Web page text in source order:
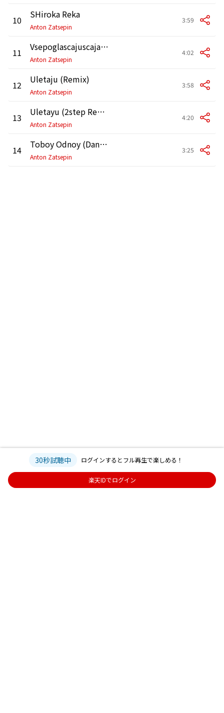
10 SHiroka Reka
Anton Zatsepin
3:59
11 Vsepoglascajuscaja Ljubov`
Anton Zatsepin
4:02
12 Uletaju (Remix)
Anton Zatsepin
3:58
13 Uletayu (2step Remix)
Anton Zatsepin
4:20
14 Toboy Odnoy (Dance Mix)
Anton Zatsepin
3:25
30秒試聴中 ログインするとフル再生で楽しめる！
楽天IDでログイン